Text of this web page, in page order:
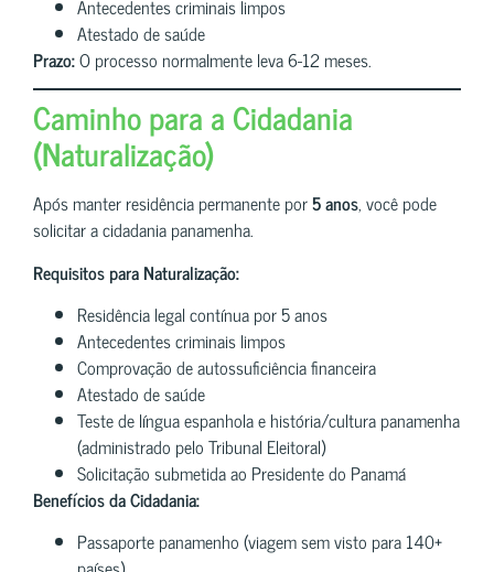
Antecedentes criminais limpos
Atestado de saúde
Prazo:O processo normalmente leva 6-12 meses.
Caminho para a Cidadania
(Naturalização)
Após manter residência permanente por5 anos, você pode
solicitar a cidadania panamenha.
Requisitos para Naturalização:
Residência legal contínua por 5 anos
Antecedentes criminais limpos
Comprovação de autossuficiência financeira
Atestado de saúde
Teste de língua espanhola e história/cultura panamenha
(administrado pelo Tribunal Eleitoral)
Solicitação submetida ao Presidente do Panamá
Benefícios da Cidadania:
Passaporte panamenho (viagem sem visto para 140+